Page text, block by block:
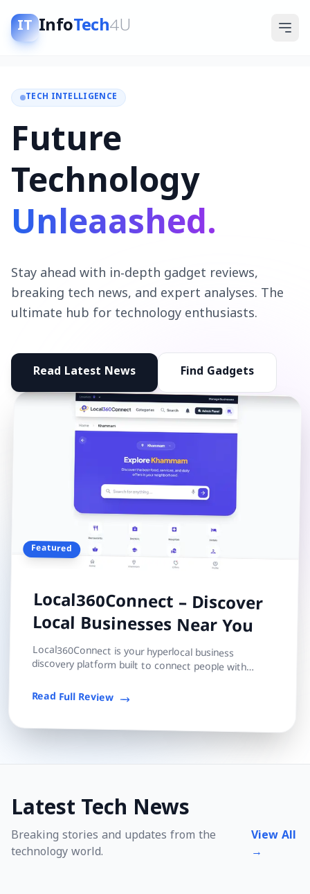
IT InfoTech4U
TECH INTELLIGENCE
Future
Technology
Unleaashed.
Stay ahead with in-depth gadget reviews,
breaking tech news, and expert analyses. The
ultimate hub for technology enthusiasts.
Read Latest News Find Gadgets
Featured
Local360Connect – Discover
Local Businesses Near You
Local360Connect is your hyperlocal business
discovery platform built to connect people with
Read Full Review
Latest Tech News
Breaking stories and updates from the
technology world.
View All
→